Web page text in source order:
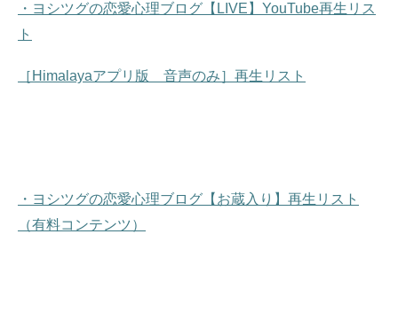
・ヨシツグの恋愛心理ブログ【LIVE】YouTube再生リス
ト
［Himalayaアプリ版 音声のみ］再生リスト
・ヨシツグの恋愛心理ブログ【お蔵入り】再生リスト
（有料コンテンツ）